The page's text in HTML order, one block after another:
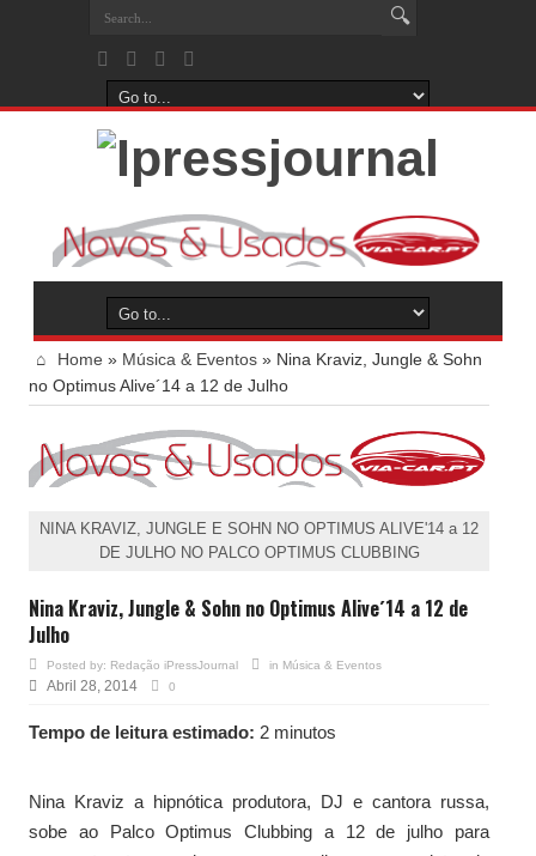
Home » Música & Eventos » Nina Kraviz, Jungle & Sohn
no Optimus Alive´14 a 12 de Julho
NINA KRAVIZ, JUNGLE E SOHN NO OPTIMUS ALIVE'14 a 12
DE JULHO NO PALCO OPTIMUS CLUBBING
Nina Kraviz, Jungle & Sohn no Optimus Alive´14 a 12 de
Julho
Posted by: Redação iPressJournal in Música & Eventos
Abril 28, 2014 0
Tempo de leitura estimado: 2 minutos
Nina Kraviz a hipnótica produtora, DJ e cantora russa,
sobe ao Palco Optimus Clubbing a 12 de julho para